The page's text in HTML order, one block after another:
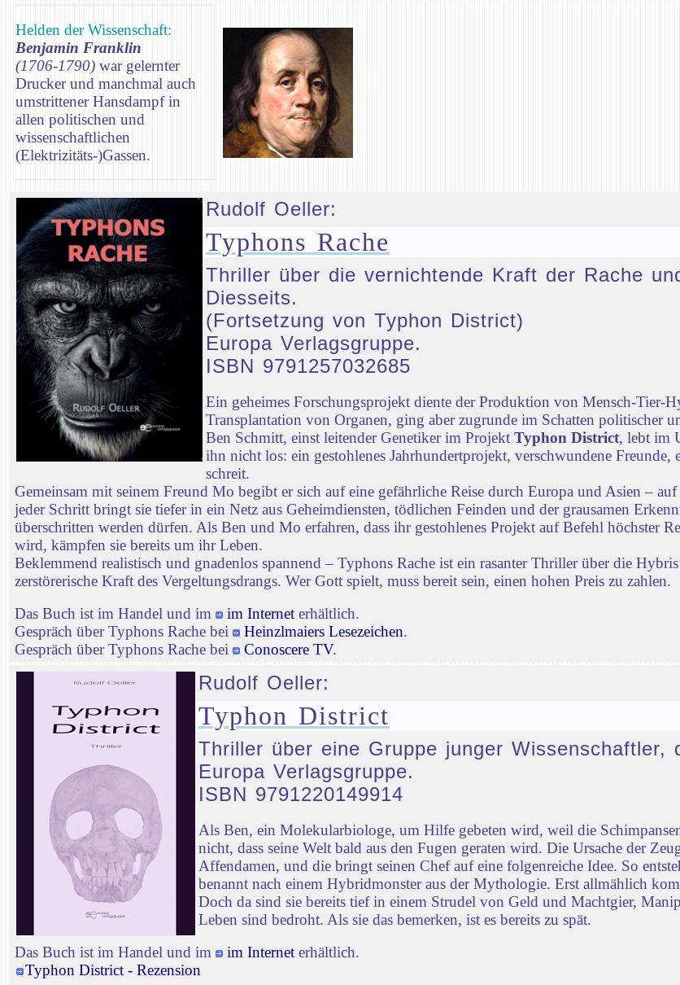
Helden der Wissenschaft:
Benjamin Franklin
(1706-1790) war gelernter
Drucker und manchmal auch
umstrittener Hansdampf in
allen politischen und
wissenschaftlichen
(Elektrizitäts-)Gassen.
Rudolf Oeller:
Typhons Rache
Thriller über die vernichtende Kraft der Rache
Diesseits.
(Fortsetzung von Typhon District)
Europa Verlagsgruppe.
ISBN 9791257032685
Ein geheimes Forschungsprojekt diente der Produktion von Mensch-Tier-
Transplantation von Organen, ging aber zugrunde im Schatten politischer
Ben Schmitt, einst leitender Genetiker im ProjektTyphon District, lebt im
ihn nicht los: ein gestohlenes Jahrhundertprojekt, verschwundene
schreit.
Gemeinsam mit seinem Freund Mo begibt er sich auf eine gefährliche Reise durch Europa und Asien –
jeder Schritt bringt sie tiefer in ein Netz aus Geheimdiensten, tödlichen Feinden und der grausamen
überschritten werden dürfen. Als Ben und Mo erfahren, dass ihr gestohlenes Projekt auf Befehl höchster
wird, kämpfen sie bereits um ihr Leben.
Beklemmend realistisch und gnadenlos spannend – Typhons Rache ist ein rasanter Thriller über die
zerstörerische Kraft des Vergeltungsdrangs. Wer Gott spielt, muss bereit sein, einen hohen Preis zu zahlen.
Das Buch ist im Handel und im
im Internet erhältlich.
Gespräch über Typhons Rache bei
Heinzlmaiers Lesezeichen.
Gespräch über Typhons Rache bei
Conoscere TV.
Rudolf Oeller:
Typhon District
Thriller über eine Gruppe junger Wissenschaftler,
Europa Verlagsgruppe.
ISBN 9791220149914
Als Ben, ein Molekularbiologe, um Hilfe gebeten wird, weil die
nicht, dass seine Welt bald aus den Fugen geraten wird. Die Ursache der
Affendamen, und die bringt seinen Chef auf eine folgenreiche Idee. So
benannt nach einem Hybridmonster aus der Mythologie. Erst allmählich
Doch da sind sie bereits tief in einem Strudel von Geld und Machtgier,
Leben sind bedroht. Als sie das bemerken, ist es bereits zu spät.
Das Buch ist im Handel und im
im Internet erhältlich.
Typhon District - Rezension